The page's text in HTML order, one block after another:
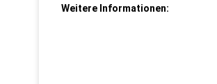
Weitere Informationen: